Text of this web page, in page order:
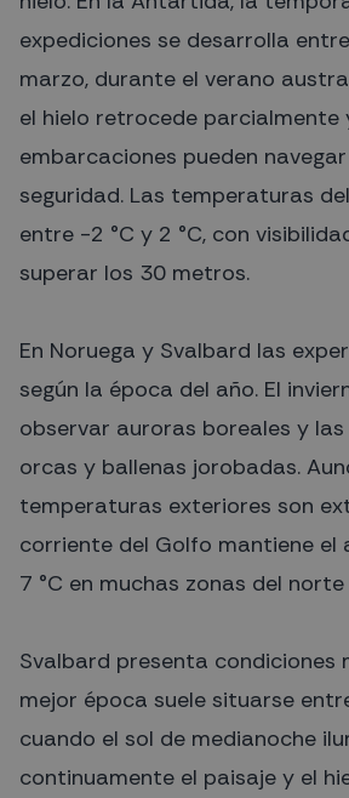
expediciones se desarrolla
marzo, durante el verano
el hielo retrocede parcialmente
embarcaciones pueden
seguridad. Las temperaturas
entre -2 °C y 2 °C, con
superar los 30 metros.
En Noruega y Svalbard las
según la época del año. El
observar auroras boreales y
orcas y ballenas jorobadas.
temperaturas exteriores son
corriente del Golfo mantiene el
7 °C en muchas zonas del
Svalbard presenta condiciones
mejor época suele situarse
cuando el sol de medianoche
continuamente el paisaje y el